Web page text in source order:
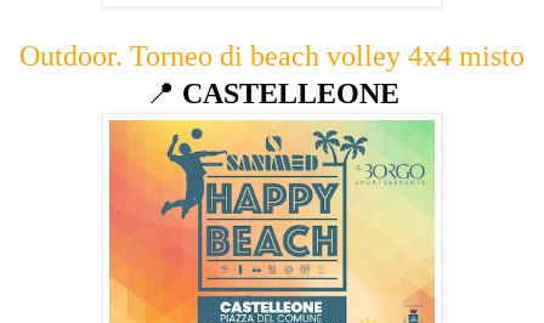
Outdoor. Torneo di beach volley 4x4 misto
📍 CASTELLEONE